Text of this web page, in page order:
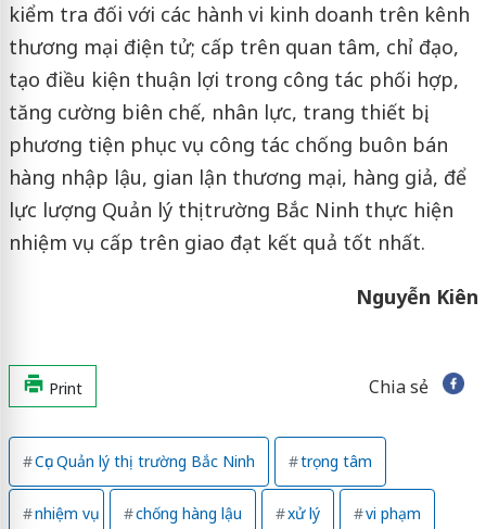
kiểm tra đối với các hành vi kinh doanh trên kênh
thương mại điện tử; cấp trên quan tâm, chỉ đạo,
tạo điều kiện thuận lợi trong công tác phối hợp,
tăng cường biên chế, nhân lực, trang thiết bị,
phương tiện phục vụ công tác chống buôn bán
hàng nhập lậu, gian lận thương mại, hàng giả, để
lực lượng Quản lý thị trường Bắc Ninh thực hiện
nhiệm vụ cấp trên giao đạt kết quả tốt nhất.
Nguyễn Kiên
Print Chia sẻ
Cục Quản lý thị trường Bắc Ninh trọng tâm
nhiệm vụ chống hàng lậu xử lý vi phạm